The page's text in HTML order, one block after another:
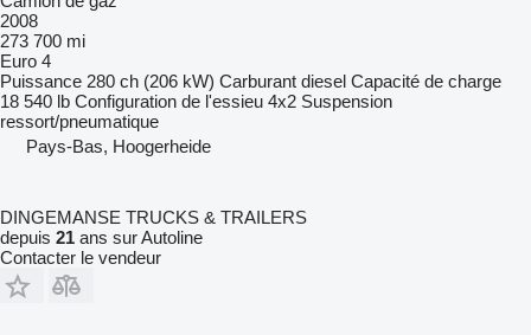
2008
273 700 mi
Euro 4
Puissance 280 ch (206 kW) Carburant diesel Capacité de charge
18 540 lb Configuration de l'essieu 4x2 Suspension
ressort/pneumatique
Pays-Bas, Hoogerheide
DINGEMANSE TRUCKS & TRAILERS
depuis 21 ans sur Autoline
Contacter le vendeur